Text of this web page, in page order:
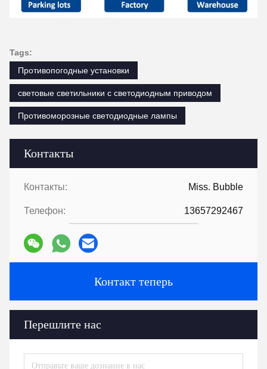
Контакты
Контакты: Miss. Bubble
Телефон: 13657292467
Контакт теперь
Перешлите нас
Tags:
Противопогодные установки
световые светильники с светодиодным приводом
Противоморозные светодиодные лампы